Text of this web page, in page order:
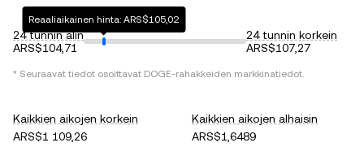
24 tunnin alin
ARS$104,71
Reaaliaikainen hinta: ARS$105,02
24 tunnin korkein
ARS$107,27
* Seuraavat tiedot osoittavat DOGE-rahakkeiden markkinatiedot.
Kaikkien aikojen korkein
ARS$1 109,26
Kaikkien aikojen alhaisin
ARS$1,6489